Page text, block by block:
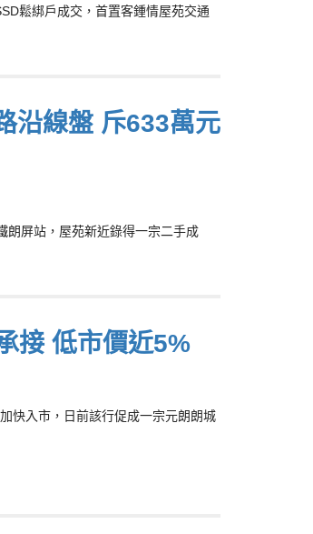
鬆綁戶成交，首置客鍾情屋苑交通
沿線盤 斥633萬元
朗屏站，屋苑新近錄得一宗二手成
接 低市價近5%
快入市，日前該行促成一宗元朗朗城